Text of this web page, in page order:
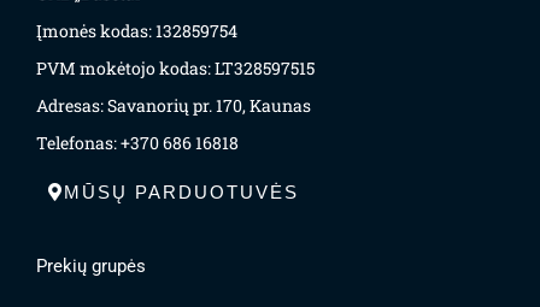
Įmonės kodas: 132859754
PVM mokėtojo kodas: LT328597515
Adresas: Savanorių pr. 170, Kaunas
Telefonas: +370 686 16818
MŪSŲ PARDUOTUVĖS
Prekių grupės